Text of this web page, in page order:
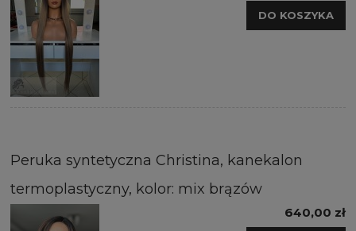
DO KOSZYKA
Peruka syntetyczna Christina, kanekalon
termoplastyczny, kolor: mix brązów
640,00 zł